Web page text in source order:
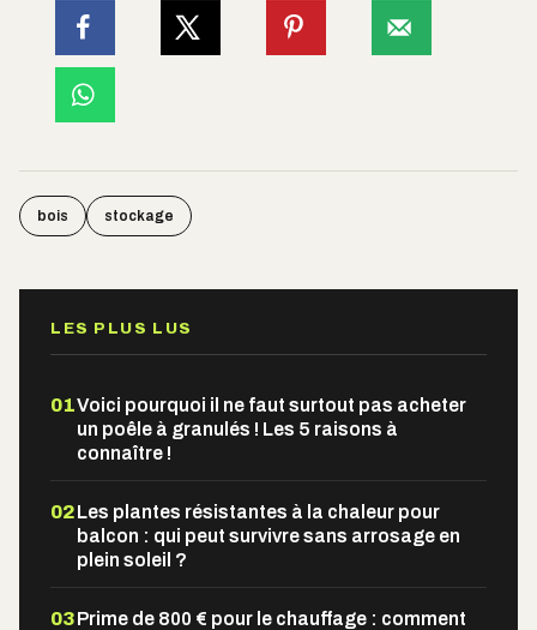
bois stockage
LES PLUS LUS
01Voici pourquoi il ne faut surtout pas acheter
un poêle à granulés ! Les 5 raisons à
connaître !
02Les plantes résistantes à la chaleur pour
balcon : qui peut survivre sans arrosage en
plein soleil ?
03Prime de 800 € pour le chauffage : comment